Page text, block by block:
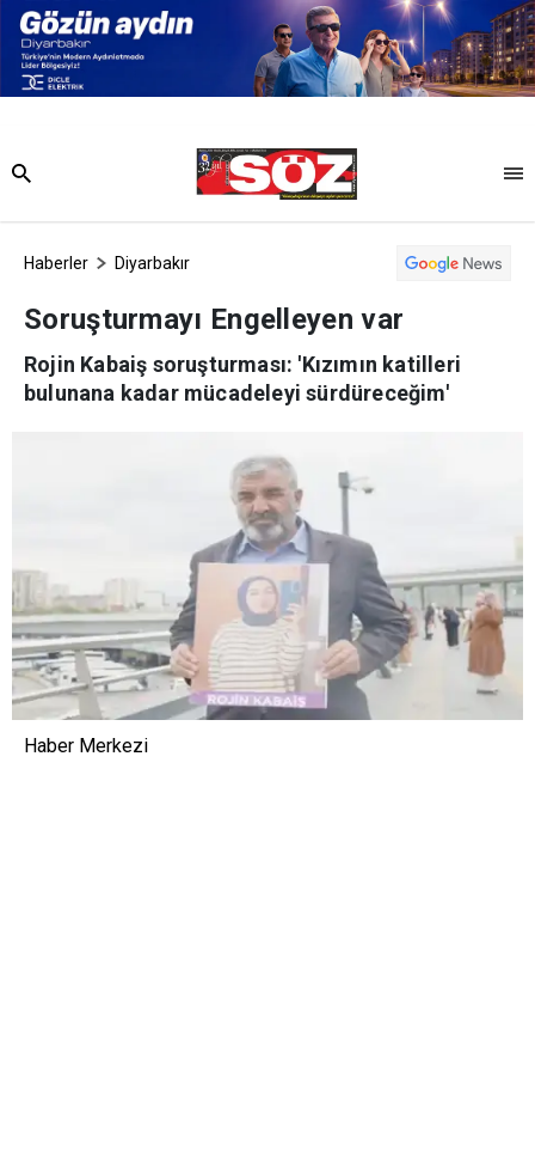
Haberler Diyarbakır
Soruşturmayı Engelleyen var
Rojin Kabaiş soruşturması: 'Kızımın katilleri
bulunana kadar mücadeleyi sürdüreceğim'
Haber Merkezi